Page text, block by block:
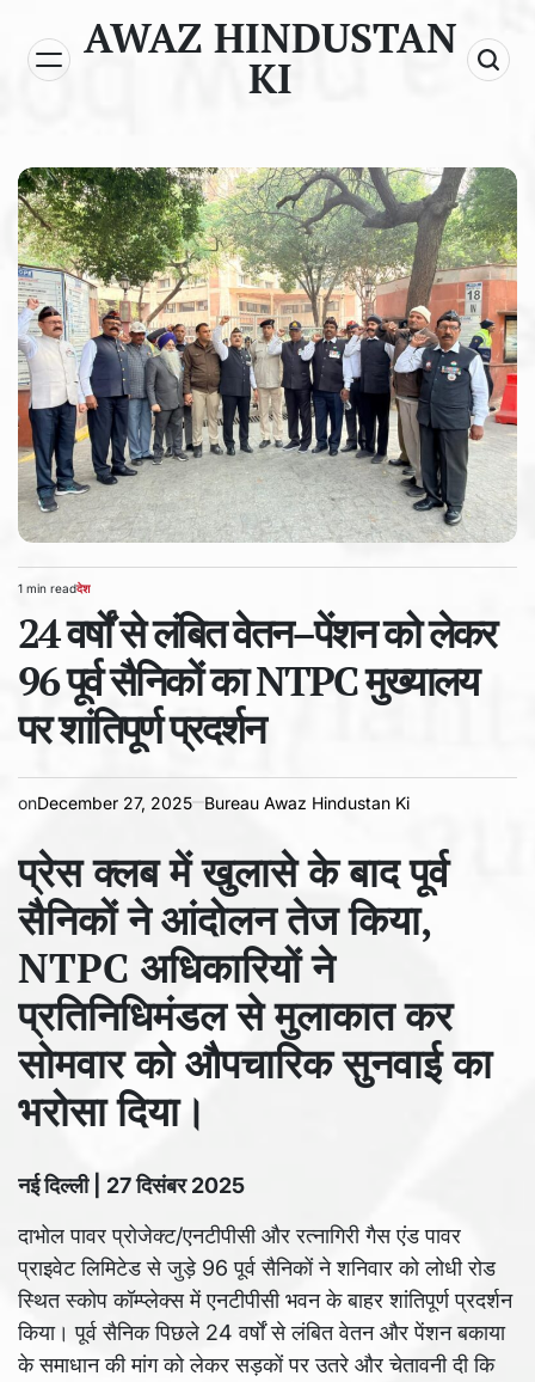
content
AWAZ HINDUSTAN
KI
Estimated
time
1 min readPOSTED
देश
24 वर्षों से लंबित वेतन–पेंशन को लेकर
96 पूर्व सैनिकों का NTPC मुख्यालय
पर शांतिपूर्ण प्रदर्शन
onDecember 27, 2025 Bureau Awaz Hindustan Ki
प्रेस क्लब में खुलासे के बाद पूर्व
सैनिकों ने आंदोलन तेज किया,
NTPC अधिकारियों ने
प्रतिनिधिमंडल से मुलाकात कर
सोमवार को औपचारिक सुनवाई का
भरोसा दिया।
नई दिल्ली | 27 दिसंबर 2025
दाभोल पावर प्रोजेक्ट/एनटीपीसी और रत्नागिरी गैस एंड पावर
प्राइवेट लिमिटेड से जुड़े 96 पूर्व सैनिकों ने शनिवार को लोधी रोड
स्थित स्कोप कॉम्प्लेक्स में एनटीपीसी भवन के बाहर शांतिपूर्ण प्रदर्शन
किया। पूर्व सैनिक पिछले 24 वर्षों से लंबित वेतन और पेंशन बकाया
के समाधान की मांग को लेकर सड़कों पर उतरे और चेतावनी दी कि